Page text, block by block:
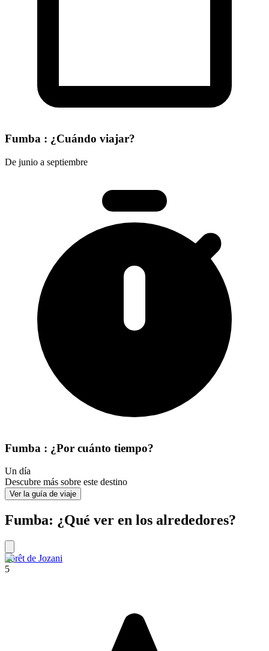
Fumba : ¿Cuándo viajar?
De junio a septiembre
Fumba : ¿Por cuánto tiempo?
Un día
Descubre más sobre este destino
Ver la guía de viaje
Fumba: ¿Qué ver en los alrededores?
Forêt de Jozani
5